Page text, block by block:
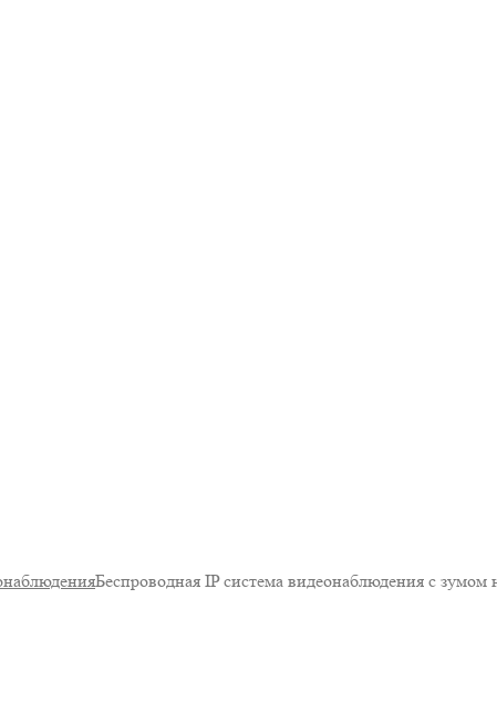
Беспроводная IP система видеонаблюдения с